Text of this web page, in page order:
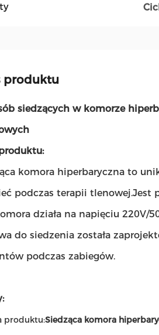
produktu
siedzących w komorze
komora hiperbaryczna to
podczas terapii tlenowej.Jest
działa na napięciu
do siedzenia została
podczas zabiegów.
produktu:Siedząca komora